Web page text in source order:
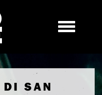
DI SAN